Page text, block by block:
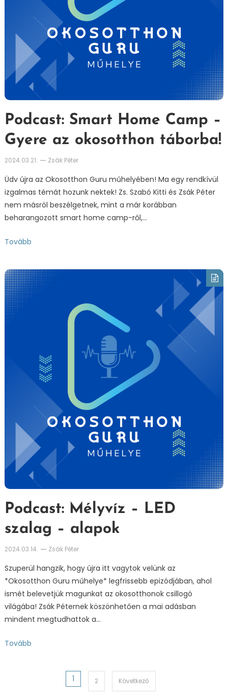
Podcast: Smart Home Camp –
Gyere az okosotthon táborba!
2024.03.21. Zsák Péter
Üdv újra az Okosotthon Guru műhelyében! Ma egy rendkívül
izgalmas témát hozunk nektek! Zs. Szabó Kitti és Zsák Péter
nem másról beszélgetnek, mint a már korábban
beharangozott smart home camp-ről,…
Tovább
Podcast: Mélyvíz – LED
szalag – alapok
2024.03.14. Zsák Péter
Szuperül hangzik, hogy újra itt vagytok velünk az
*Okosotthon Guru műhelye* legfrissebb epizódjában, ahol
ismét belevetjük magunkat az okosotthonok csillogó
világába! Zsák Péternek köszönhetően a mai adásban
mindent megtudhattok a…
Tovább
1 2 Következő